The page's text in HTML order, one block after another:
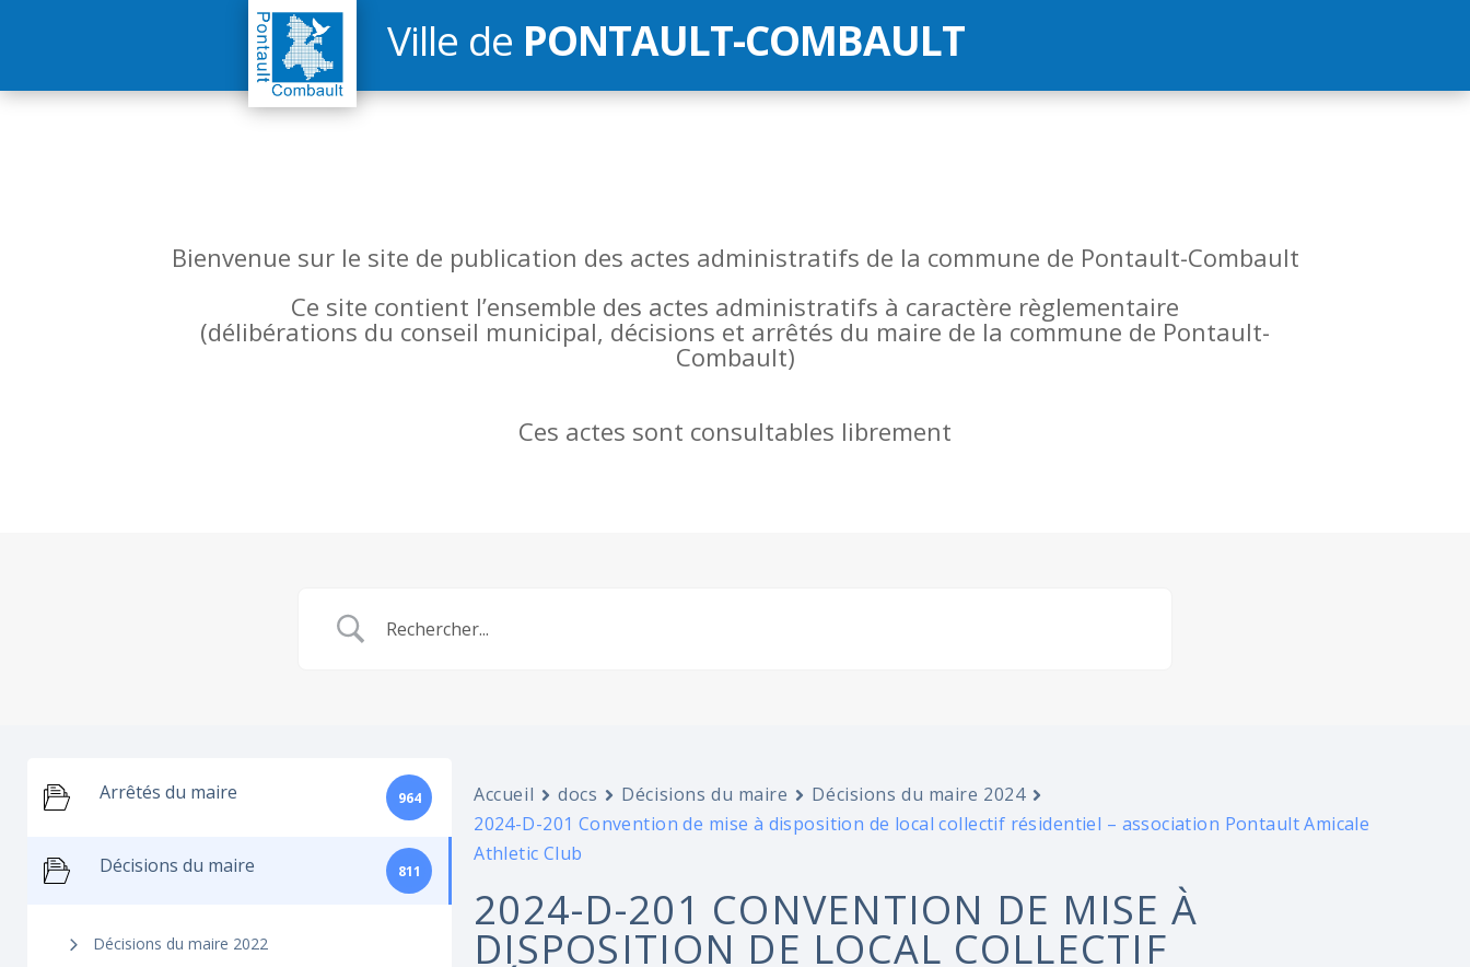
Ville de PONTAULT-COMBAULT
Bienvenue sur le site de publication des actes administratifs de la commune de Pontault-Combault
Ce site contient l’ensemble des actes administratifs à caractère règlementaire
(délibérations du conseil municipal, décisions et arrêtés du maire de la commune de Pontault-
Combault)
Ces actes sont consultables librement
Arrêtés du maire 964
Décisions du maire 811
Décisions du maire 2022
Accueil docs Décisions du maire
Décisions du maire 2024
2024-D-201 Convention de mise à disposition de local collectif résidentiel – association Pontault Amicale
Athletic Club
2024-D-201 CONVENTION DE MISE À
DISPOSITION DE LOCAL COLLECTIF